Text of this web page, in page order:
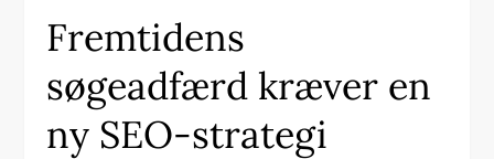
Fremtidens
søgeadfærd kræver en
ny SEO-strategi